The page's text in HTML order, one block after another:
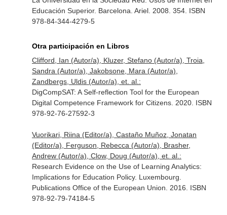
Educación Superior. Barcelona. Ariel. 2008. 354. ISBN
978-84-344-4279-5
Otra participación en Libros
Clifford, Ian (Autor/a), Kluzer, Stefano (Autor/a), Troia,
Sandra (Autor/a), Jakobsone, Mara (Autor/a),
Zandbergs, Uldis (Autor/a), et. al.:
DigCompSAT: A Self-reflection Tool for the European
Digital Competence Framework for Citizens. 2020. ISBN
978-92-76-27592-3
Vuorikari, Riina (Editor/a), Castaño Muñoz, Jonatan
(Editor/a), Ferguson, Rebecca (Autor/a), Brasher,
Andrew (Autor/a), Clow, Doug (Autor/a), et. al.:
Research Evidence on the Use of Learning Analytics:
Implications for Education Policy. Luxembourg.
Publications Office of the European Union. 2016. ISBN
978-92-79-74184-5